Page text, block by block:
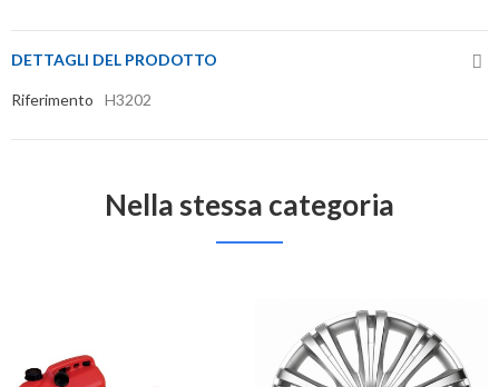
DETTAGLI DEL PRODOTTO
Riferimento H3202
Nella stessa categoria